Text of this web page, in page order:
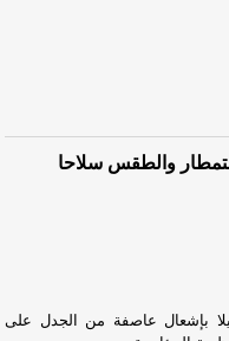
والطقس سلاحا
بإشعال عاصفة من الجدل على